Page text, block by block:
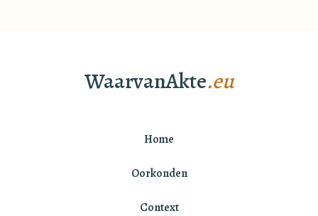
WaarvanAkte.eu
Home
Oorkonden
Context